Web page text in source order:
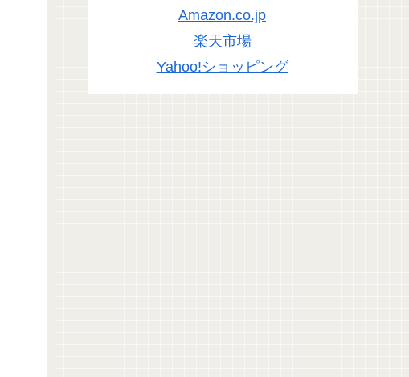
Amazon.co.jp
楽天市場
Yahoo!ショッピング